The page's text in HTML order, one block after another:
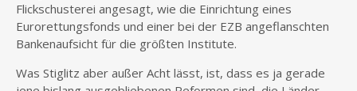
Flickschusterei angesagt, wie die Einrichtung eines
Eurorettungsfonds und einer bei der EZB angeflanschten
Bankenaufsicht für die größten Institute.
Was Stiglitz aber außer Acht lässt, ist, dass es ja gerade